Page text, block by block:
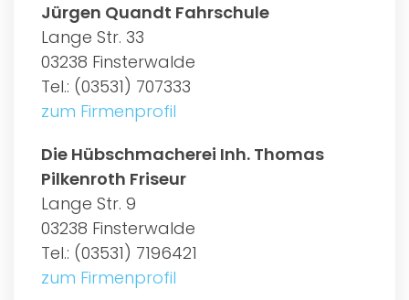
Jürgen Quandt Fahrschule
Lange Str. 33
03238 Finsterwalde
Tel.: (03531) 707333
zum Firmenprofil
Die Hübschmacherei Inh. Thomas
Pilkenroth Friseur
Lange Str. 9
03238 Finsterwalde
Tel.: (03531) 7196421
zum Firmenprofil